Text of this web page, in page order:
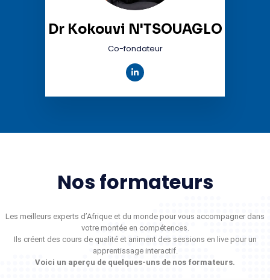
Dr Kokouvi N'TSOUAGLO
Co-fondateur
Nos formateurs
Les meilleurs experts d’Afrique et du monde pour vous accompagner dans
votre montée en compétences.
Ils créent des cours de qualité et animent des sessions en live pour un
apprentissage interactif.
Voici un aperçu de quelques-uns de nos formateurs.